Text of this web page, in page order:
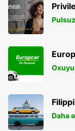
SAUMUR
SAUMUR -
Daha